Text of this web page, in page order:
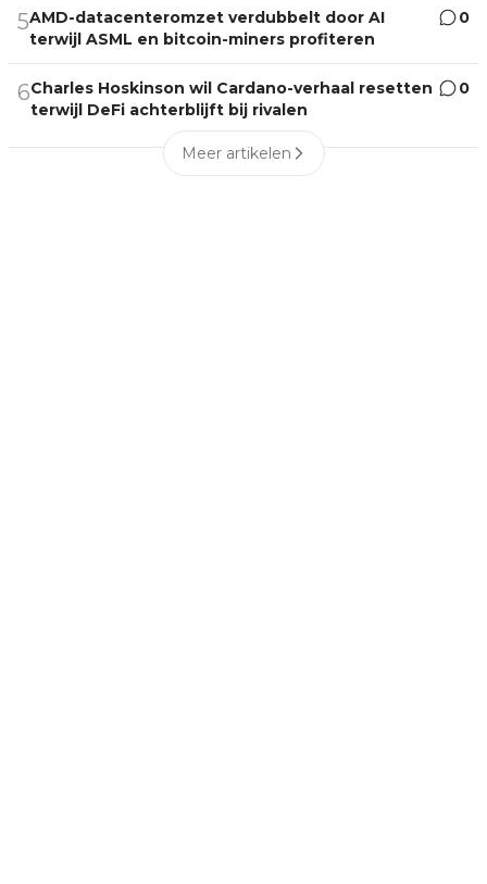
5AMD-datacenteromzet verdubbelt door AI
terwijl ASML en bitcoin-miners profiteren
0
6Charles Hoskinson wil Cardano-verhaal resetten
terwijl DeFi achterblijft bij rivalen
0
Meer artikelen